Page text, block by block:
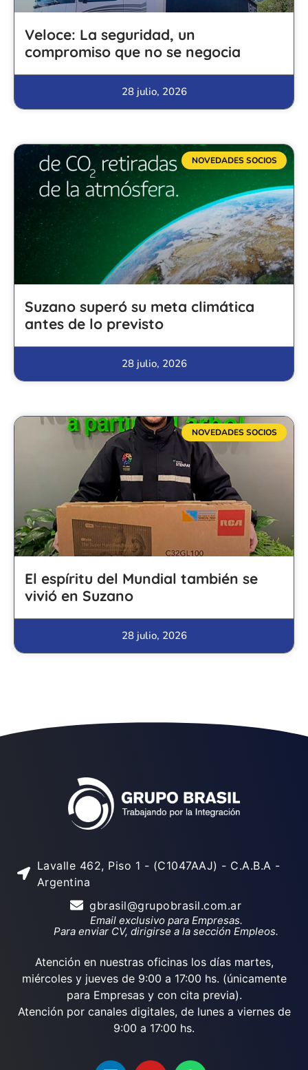
Veloce: La seguridad, un
compromiso que no se negocia
28 julio, 2026
NOVEDADES SOCIOS
Suzano superó su meta climática
antes de lo previsto
28 julio, 2026
NOVEDADES SOCIOS
El espíritu del Mundial también se
vivió en Suzano
28 julio, 2026
Lavalle 462, Piso 1 - (C1047AAJ) - C.A.B.A -
Argentina
gbrasil@grupobrasil.com.ar
Email exclusivo para Empresas.
Para enviar CV, dirigirse a la sección Empleos.
Atención en nuestras oficinas los días martes,
miércoles y jueves de 9:00 a 17:00 hs. (únicamente
para Empresas y con cita previa).
Atención por canales digitales, de lunes a viernes de
9:00 a 17:00 hs.